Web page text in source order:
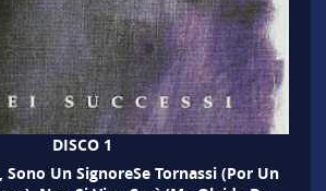
DISCO 1
Un SignoreSe Tornassi (Por Un